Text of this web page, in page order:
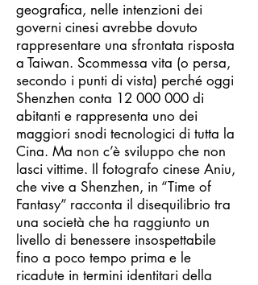
geografica, nelle intenzioni dei
governi cinesi avrebbe dovuto
rappresentare una sfrontata risposta
a Taiwan. Scommessa vita (o persa,
secondo i punti di vista) perché oggi
Shenzhen conta 12 000 000 di
abitanti e rappresenta uno dei
maggiori snodi tecnologici di tutta la
Cina. Ma non c’è sviluppo che non
lasci vittime. Il fotografo cinese Aniu,
che vive a Shenzhen, in “Time of
Fantasy” racconta il disequilibrio tra
una società che ha raggiunto un
livello di benessere insospettabile
fino a poco tempo prima e le
ricadute in termini identitari della